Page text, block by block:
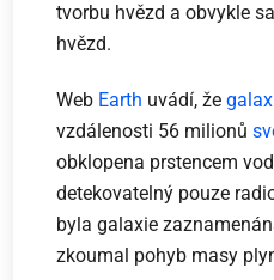
tvorbu hvězd a obvykle
hvězd.
Web Earth uvádí, že
vzdálenosti 56 milionů
obklopena prstencem
detekovatelný pouze
byla galaxie
zkoumal pohyb masy